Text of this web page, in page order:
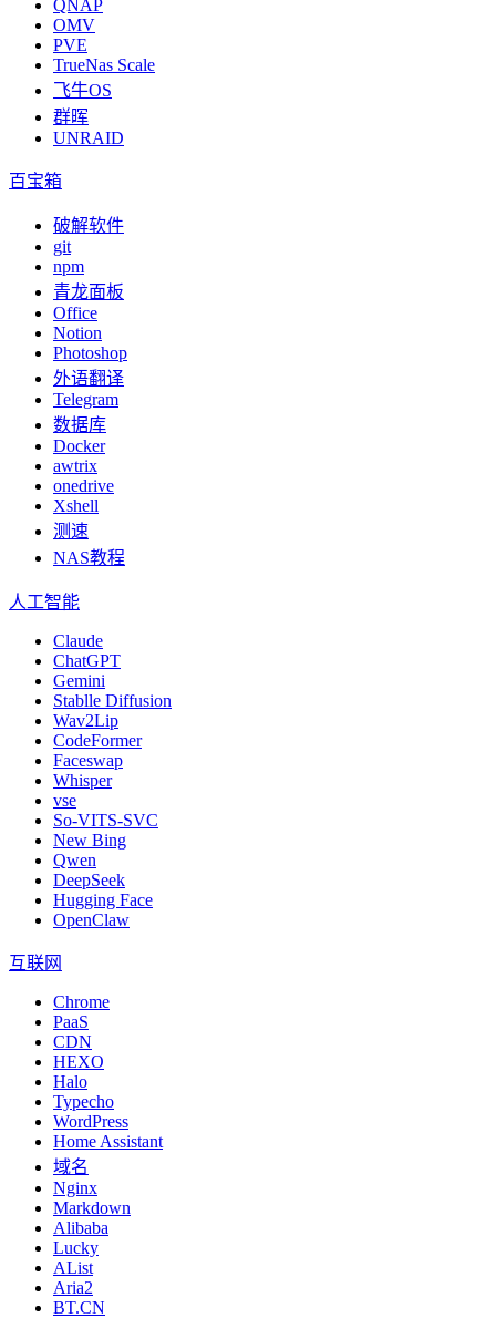
QNAP
OMV
PVE
TrueNas Scale
飞牛OS
群晖
UNRAID
百宝箱
破解软件
git
npm
青龙面板
Office
Notion
Photoshop
外语翻译
Telegram
数据库
Docker
awtrix
onedrive
Xshell
测速
NAS教程
人工智能
Claude
ChatGPT
Gemini
Stablle Diffusion
Wav2Lip
CodeFormer
Faceswap
Whisper
vse
So-VITS-SVC
New Bing
Qwen
DeepSeek
Hugging Face
OpenClaw
互联网
Chrome
PaaS
CDN
HEXO
Halo
Typecho
WordPress
Home Assistant
域名
Nginx
Markdown
Alibaba
Lucky
AList
Aria2
BT.CN